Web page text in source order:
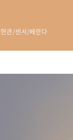
현관/센서/베란다